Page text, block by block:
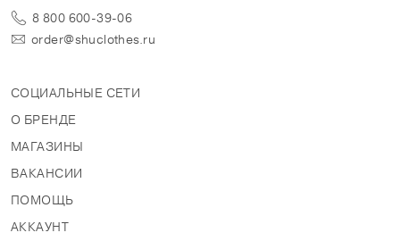
8 800 600-39-06
order@shuclothes.ru
СОЦИАЛЬНЫЕ СЕТИ
О БРЕНДЕ
МАГАЗИНЫ
ВАКАНСИИ
ПОМОЩЬ
АККАУНТ